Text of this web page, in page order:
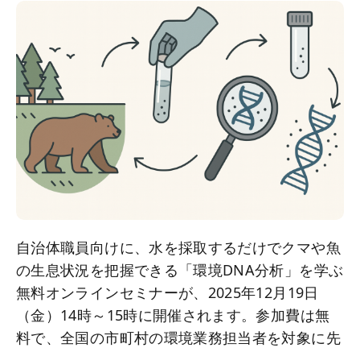
自治体職員向けに、水を採取するだけでクマや魚
の生息状況を把握できる「環境DNA分析」を学ぶ
無料オンラインセミナーが、2025年12月19日
（金）14時～15時に開催されます。参加費は無
料で、全国の市町村の環境業務担当者を対象に先